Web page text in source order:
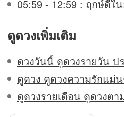
05:59 - 12:59 : ฤกษ์ดีใ
ดูดวงเพิ่มเติม
ดวงวันนี้ ดูดวงรายวัน ป
ดูดวง ดูดวงความรักแม่
ดูดวงรายเดือน ดูดวงตา